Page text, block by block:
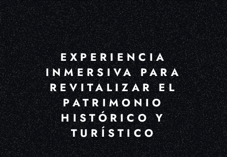
EXPERIENCIA
INMERSIVA PARA
REVITALIZAR EL
PATRIMONIO
HISTÓRICO Y
TURÍSTICO